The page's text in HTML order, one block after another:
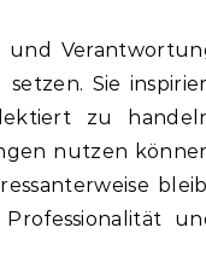
und
Sie
zu
nutzen